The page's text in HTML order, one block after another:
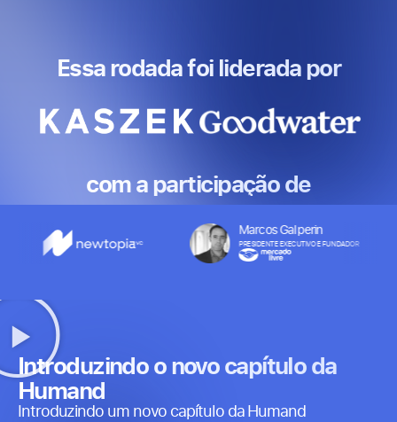
Essa rodada foi liderada por​
com a participação de​
Marcos Galperin
PRESIDENTE EXECUTIVO E FUNDADOR​
Introduzindo o novo capítulo da
Humand​
Introduzindo um novo capítulo da Humand